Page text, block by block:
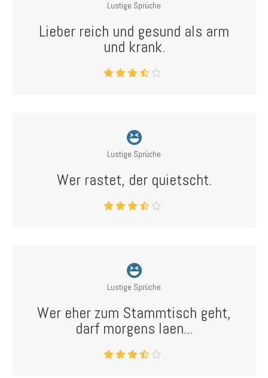
Lustige Sprüche
Lieber reich und gesund als arm
und krank.
Lustige Sprüche
Wer rastet, der quietscht.
Lustige Sprüche
Wer eher zum Stammtisch geht,
darf morgens laen...